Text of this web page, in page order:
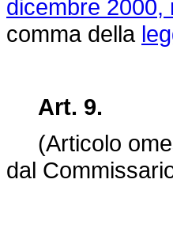
dicembre 2000,
comma della
Art. 9.
(Articolo
dal